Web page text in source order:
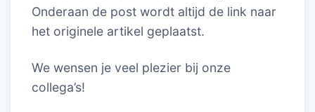
Onderaan de post wordt altijd de link naar
het originele artikel geplaatst.
We wensen je veel plezier bij onze
collega’s!